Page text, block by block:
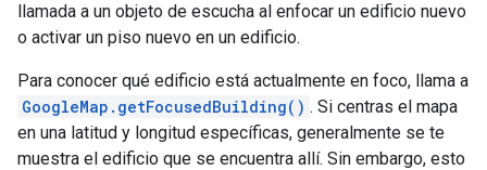
llamada a un objeto de escucha al enfocar un edificio nuevo
o activar un piso nuevo en un edificio.
Para conocer qué edificio está actualmente en foco, llama a
GoogleMap.getFocusedBuilding() . Si centras el mapa
en una latitud y longitud específicas, generalmente se te
muestra el edificio que se encuentra allí. Sin embargo, esto